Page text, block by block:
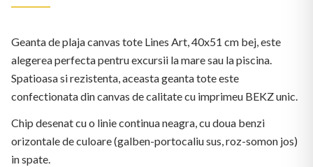
Geanta de plaja canvas tote Lines Art, 40x51 cm bej, este
alegerea perfecta pentru excursii la mare sau la piscina.
Spatioasa si rezistenta, aceasta geanta tote este
confectionata din canvas de calitate cu imprimeu BEKZ unic.
Chip desenat cu o linie continua neagra, cu doua benzi
orizontale de culoare (galben-portocaliu sus, roz-somon jos)
in spate.